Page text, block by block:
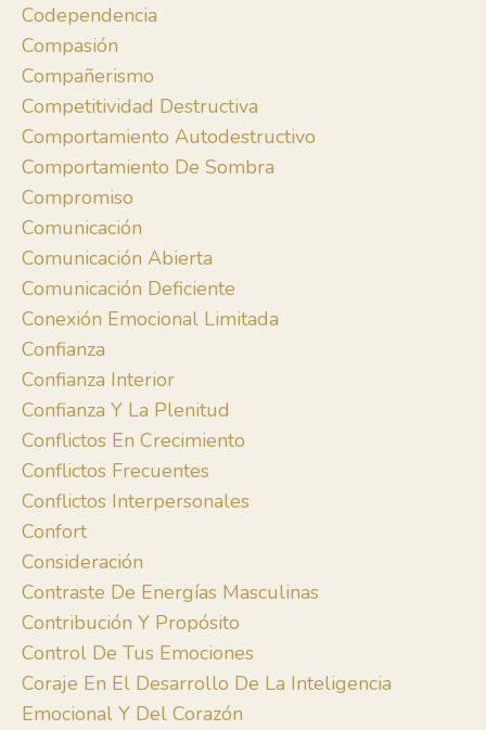
Codependencia
Compasión
Compañerismo
Competitividad Destructiva
Comportamiento Autodestructivo
Comportamiento De Sombra
Compromiso
Comunicación
Comunicación Abierta
Comunicación Deficiente
Conexión Emocional Limitada
Confianza
Confianza Interior
Confianza Y La Plenitud
Conflictos En Crecimiento
Conflictos Frecuentes
Conflictos Interpersonales
Confort
Consideración
Contraste De Energías Masculinas
Contribución Y Propósito
Control De Tus Emociones
Coraje En El Desarrollo De La Inteligencia
Emocional Y Del Corazón